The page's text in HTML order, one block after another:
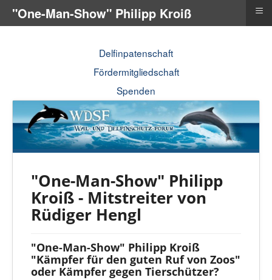
Delfinpatenschaft
Fördermitgliedschaft
Spenden
"One-Man-Show" Philipp
Kroiß - Mitstreiter von
Rüdiger Hengl
"One-Man-Show" Philipp Kroiß
"Kämpfer für den guten Ruf von Zoos"
oder Kämpfer gegen Tierschützer?
"One-Man-Show" Philipp Kroiß ≡